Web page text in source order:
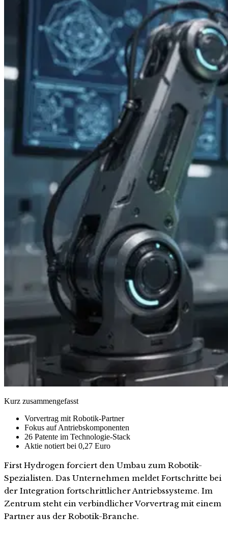
Kurz zusammengefasst
Vorvertrag mit Robotik-Partner
Fokus auf Antriebskomponenten
26 Patente im Technologie-Stack
Aktie notiert bei 0,27 Euro
First Hydrogen forciert den Umbau zum Robotik-
Spezialisten. Das Unternehmen meldet Fortschritte bei
der Integration fortschrittlicher Antriebssysteme. Im
Zentrum steht ein verbindlicher Vorvertrag mit einem
Partner aus der Robotik-Branche.